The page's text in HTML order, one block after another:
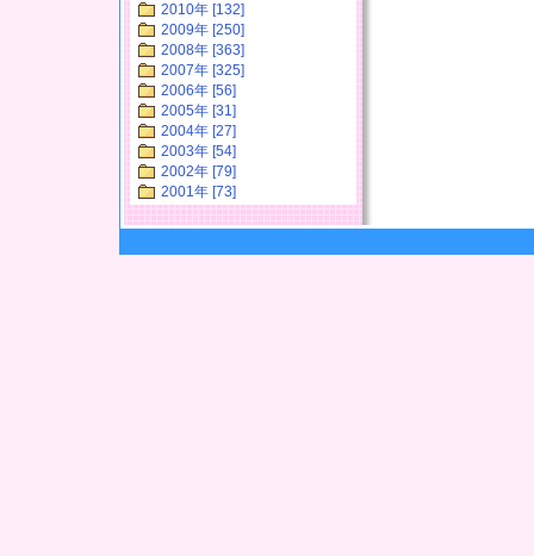
2010年 [132]
2009年 [250]
2008年 [363]
2007年 [325]
2006年 [56]
2005年 [31]
2004年 [27]
2003年 [54]
2002年 [79]
2001年 [73]